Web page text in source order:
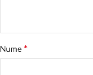
Nume*